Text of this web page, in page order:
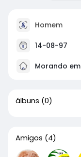
Homem
14-08-97
Morando em
álbuns (0)
Amigos (4)